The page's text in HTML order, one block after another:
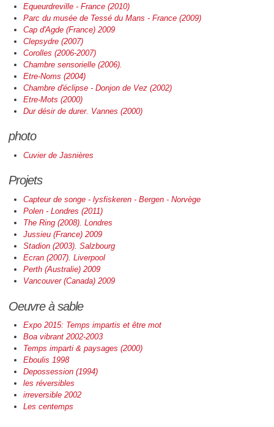
Equeurdreville - France (2010)
Parc du musée de Tessé du Mans - France (2009)
Cap d'Agde (France) 2009
Clepsydre (2007)
Corolles (2006-2007)
Chambre sensorielle (2006).
Etre-Noms (2004)
Chambre d'éclipse - Donjon de Vez (2002)
Etre-Mots (2000)
Dur désir de durer. Vannes (2000)
photo
Cuvier de Jasnières
Projets
Capteur de songe - lysfiskeren - Bergen - Norvège
Polen - Londres (2011)
The Ring (2008). Londres
Jussieu (France) 2009
Stadion (2003). Salzbourg
Ecran (2007). Liverpool
Perth (Australie) 2009
Vancouver (Canada) 2009
Oeuvre à sable
Expo 2015: Temps impartis et être mot
Boa vibrant 2002-2003
Temps imparti & paysages (2000)
Eboulis 1998
Depossession (1994)
les réversibles
irreversible 2002
Les centemps